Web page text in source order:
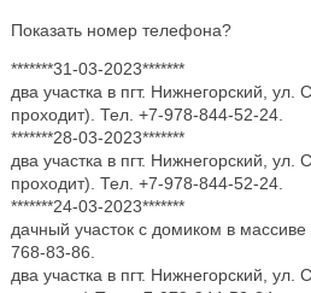
Показать номер телефона?
*******31-03-2023*******
два участка в пгт. Нижнегорский, ул.
проходит). Тел. +7-978-844-52-24.
*******28-03-2023*******
два участка в пгт. Нижнегорский, ул.
проходит). Тел. +7-978-844-52-24.
*******24-03-2023*******
дачный участок с домиком в
768-83-86.
два участка в пгт. Нижнегорский, ул.